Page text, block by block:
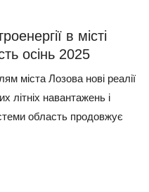
в місті
осінь 2025
міста Лозова нові реалії
літніх навантажень і
область продовжує